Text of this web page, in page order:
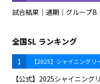
試合結果｜通期｜グループ
全国SL ランキング
1 【2025】シャイニングリ
【公式】2025シャイニング